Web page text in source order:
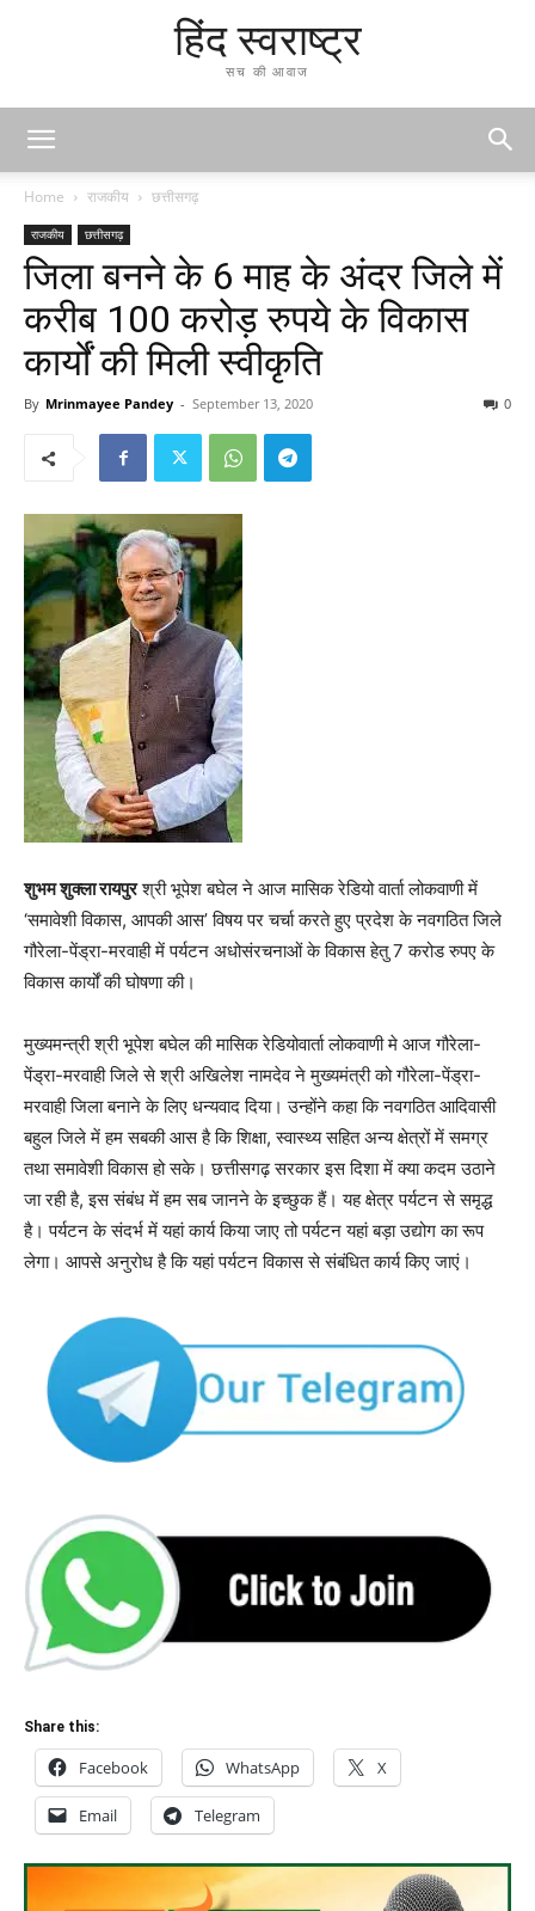
हिंद स्वराष्ट्र
सच की आवाज
Home राजकीय छत्तीसगढ़
राजकीय छत्तीसगढ़
जिला बनने के 6 माह के अंदर जिले में
करीब 100 करोड़ रुपये के विकास
कार्यों की मिली स्वीकृति
By Mrinmayee Pandey - September 13, 2020 0
शुभम शुक्ला रायपुरश्री भूपेश बघेल ने आज मासिक रेडियो वार्ता लोकवाणी में
‘समावेशी विकास, आपकी आस’ विषय पर चर्चा करते हुए प्रदेश के नवगठित जिले
गौरेला-पेंड्रा-मरवाही में पर्यटन अधोसंरचनाओं के विकास हेतु 7 करोड रुपए के
विकास कार्यों की घोषणा की।
मुख्यमन्त्री श्री भूपेश बघेल की मासिक रेडियोवार्ता लोकवाणी मे आज गौरेला-
पेंड्रा-मरवाही जिले से श्री अखिलेश नामदेव ने मुख्यमंत्री को गौरेला-पेंड्रा-
मरवाही जिला बनाने के लिए धन्यवाद दिया। उन्होंने कहा कि नवगठित आदिवासी
बहुल जिले में हम सबकी आस है कि शिक्षा, स्वास्थ्य सहित अन्य क्षेत्रों में समग्र
तथा समावेशी विकास हो सके। छत्तीसगढ़ सरकार इस दिशा में क्या कदम उठाने
जा रही है, इस संबंध में हम सब जानने के इच्छुक हैं। यह क्षेत्र पर्यटन से समृद्ध
है। पर्यटन के संदर्भ में यहां कार्य किया जाए तो पर्यटन यहां बड़ा उद्योग का रूप
लेगा। आपसे अनुरोध है कि यहां पर्यटन विकास से संबंधित कार्य किए जाएं।
Share this:
Facebook WhatsApp X
Email Telegram